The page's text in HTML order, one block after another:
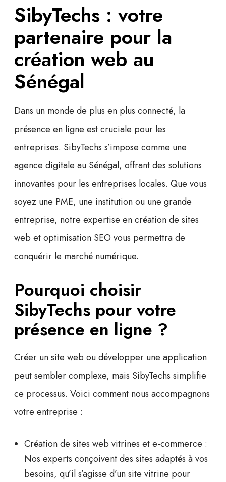
SibyTechs : votre
partenaire pour la
création web au
Sénégal
Dans un monde de plus en plus connecté, la
présence en ligne est cruciale pour les
entreprises. SibyTechs s’impose comme une
agence digitale au Sénégal, offrant des solutions
innovantes pour les entreprises locales. Que vous
soyez une PME, une institution ou une grande
entreprise, notre expertise encréation de sites
web etoptimisation SEO vous permettra de
conquérir le marché numérique.
Pourquoi choisir
SibyTechs pour votre
présence en ligne ?
Créer un site web ou développer une application
peut sembler complexe, mais SibyTechs simplifie
ce processus. Voici comment nous accompagnons
votre entreprise :
Création de sites web vitrines et e-commerce :
Nos experts conçoivent des sites adaptés à vos
besoins, qu’il s’agisse d’un site vitrine pour